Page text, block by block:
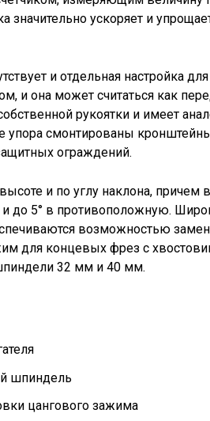
значительно ускоряет и
и отдельная настройка
и она может считаться как
рукоятки и имеет
упора смонтированы
ограждений.
и по углу наклона, причем
и до 5° в противоположную.
возможностью
для концевых фрез с
32 мм и 40 мм.
шпиндель
цангового зажима